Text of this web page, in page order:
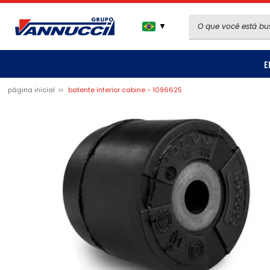
▼
página inicial batente inferior cabine - 1096625